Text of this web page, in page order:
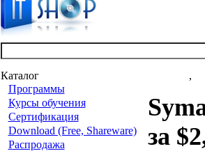
Каталог
Программы
Курсы обучения
Сертификация
Download (Free, Shareware)
Распродажа
,
за